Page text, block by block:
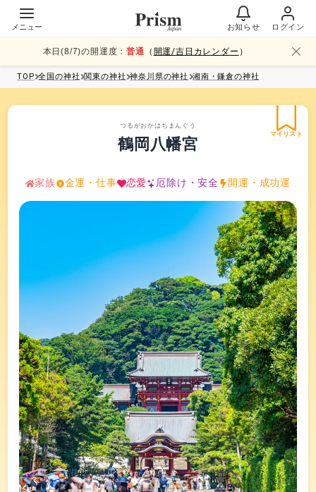
メニュー お知らせ ログイン
本日(8/7)の開運度：普通 （ 開運/吉日カレンダー ）
TOP 全国の神社 関東の神社 神奈川県の神社 湘南・鎌倉の神社
マイリスト
つるがおかはちまんぐう
鶴岡八幡宮
家族 金運・仕事 恋愛 厄除け・安全 開運・成功運